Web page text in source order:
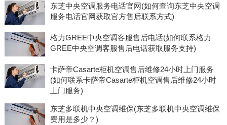
东芝中央空调服务电话官网(如何查询东芝中央空调
服务电话官网获取官方售后联系方式)
格力GREE中央空调客服售后电话(如何联系格力
GREE中央空调客服售后电话获取服务支持)
卡萨帝Casarte柜机空调售后维修24小时上门服务
(如何联系卡萨帝Casarte柜机空调售后维修24小时
上门服务)
东芝多联机中央空调维保(东芝多联机中央空调维保
费用是多少？)